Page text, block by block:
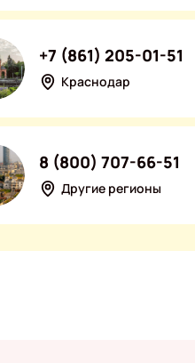
Краснодар
+7 (861) 205-01-51
Другие регионы
8 (800) 707-66-51